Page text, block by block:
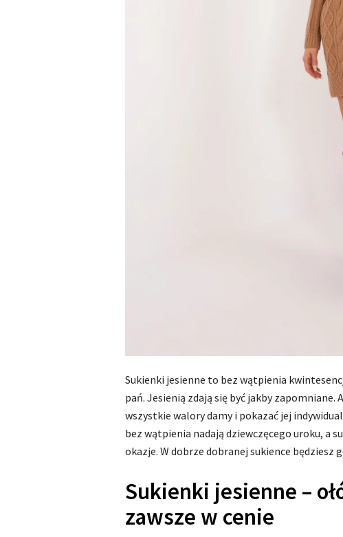
Sukienki jesienne to bez wątpienia
pań. Jesienią zdają się być jakby
wszystkie walory damy i pokazać jej
bez wątpienia nadają dziewczęcego uroku, a
okazje. W dobrze dobranej sukience będziesz
Sukienki jesienne –
zawsze w cenie